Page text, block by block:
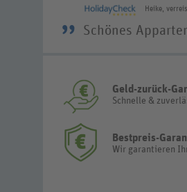
Heike,
” Schönes
Geld-zurück-
Schnelle &
Bestpreis-
Wir garantieren